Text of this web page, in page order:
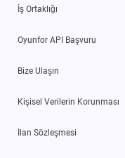
İş Ortaklığı
Oyunfor API Başvuru
Bize Ulaşın
Kişisel Verilerin Korunması
İlan Sözleşmesi